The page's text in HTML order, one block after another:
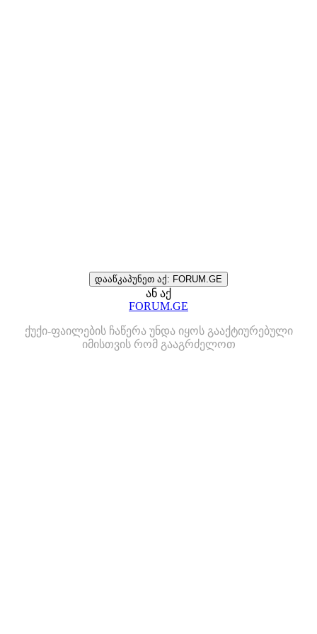
დააწკაპუნეთ აქ: FORUM.GE
ან აქ
FORUM.GE
ქუქი-ფაილების ჩაწერა უნდა იყოს გააქტიურებული
იმისთვის რომ გააგრძელოთ